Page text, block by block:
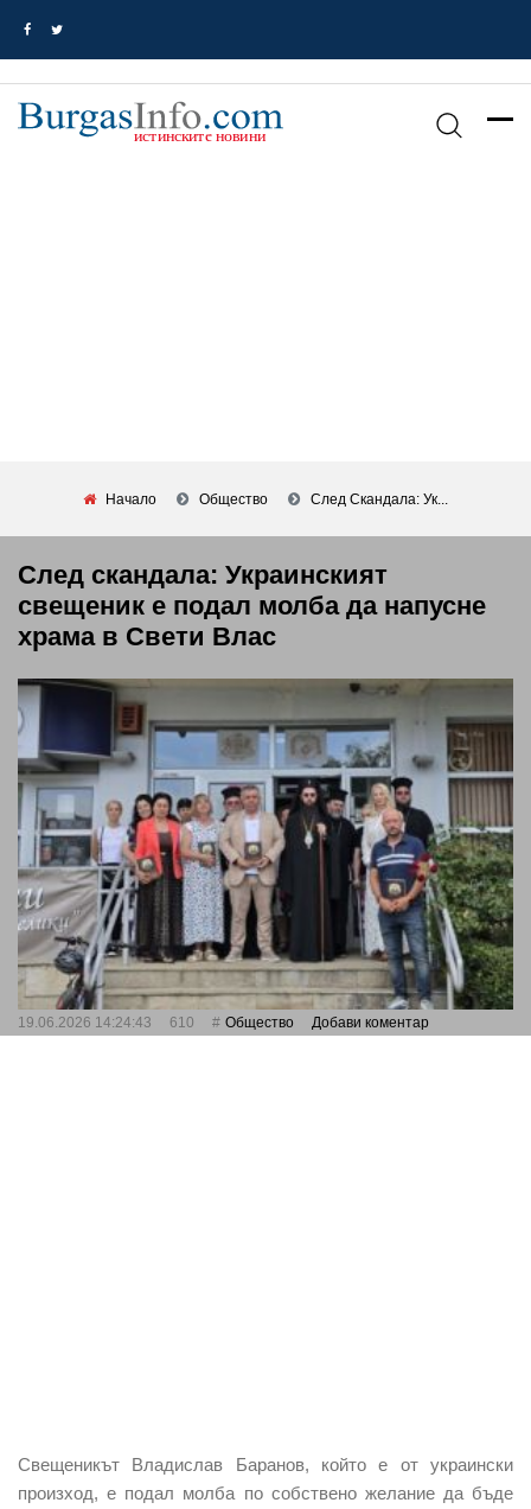
Начало Общество След Скандала: Ук...
След скандала: Украинският
свещеник е подал молба да напусне
храма в Свети Влас
19.06.2026 14:24:43 610 Общество Добави коментар
Свещеникът Владислав Баранов, който е от украински
произход, е подал молба по собствено желание да бъде